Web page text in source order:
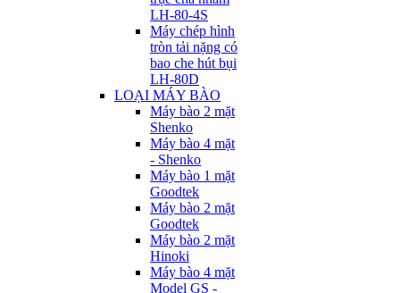
LH-80-4S
Máy chép hình
tròn tải nặng có
bao che hút bụi
LH-80D
LOẠI MÁY BÀO
Máy bào 2 mặt
Shenko
Máy bào 4 mặt
- Shenko
Máy bào 1 mặt
Goodtek
Máy bào 2 mặt
Goodtek
Máy bào 2 mặt
Hinoki
Máy bào 4 mặt
Model GS -